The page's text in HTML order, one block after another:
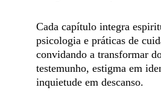
Cada capítulo integra
psicologia e práticas de
convidando a transformar
testemunho, estigma em
inquietude em descanso.